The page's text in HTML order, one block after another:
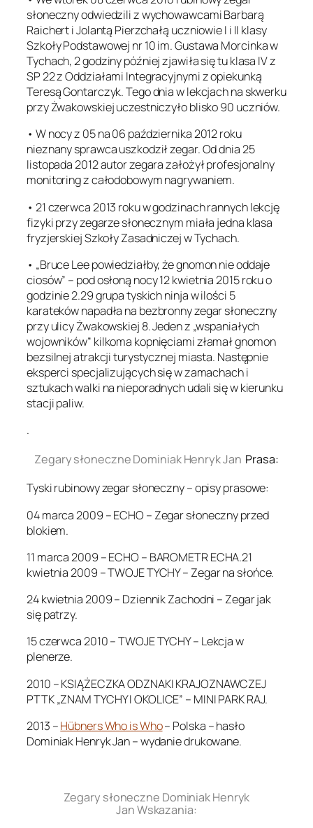
słoneczny odwiedzili z wychowawcami Barbarą
Raichert i Jolantą Pierzchałą uczniowie I i II klasy
Szkoły Podstawowej nr 10 im. Gustawa Morcinka w
Tychach, 2 godziny później zjawiła się tu klasa IV z
SP 22 z Oddziałami Integracyjnymi z opiekunką
Teresą Gontarczyk. Tego dnia w lekcjach na skwerku
przy Żwakowskiej uczestniczyło blisko 90 uczniów.
• W nocy z 05 na 06 października 2012 roku
nieznany sprawca uszkodził zegar. Od dnia 25
listopada 2012 autor zegara założył profesjonalny
monitoring z całodobowym nagrywaniem.
• 21 czerwca 2013 roku w godzinach rannych lekcję
fizyki przy zegarze słonecznym miała jedna klasa
fryzjerskiej Szkoły Zasadniczej w Tychach.
• „Bruce Lee powiedziałby, że gnomon nie oddaje
ciosów” – pod osłoną nocy 12 kwietnia 2015 roku o
godzinie 2.29 grupa tyskich ninja w ilości 5
karateków napadła na bezbronny zegar słoneczny
przy ulicy Żwakowskiej 8. Jeden z „wspaniałych
wojowników” kilkoma kopnięciami złamał gnomon
bezsilnej atrakcji turystycznej miasta. Następnie
eksperci specjalizujących się w zamachach i
sztukach walki na nieporadnych udali się w kierunku
stacji paliw.
.
Zegary słoneczne Dominiak Henryk Jan Prasa:
Tyski rubinowy zegar słoneczny – opisy prasowe:
04 marca 2009 – ECHO – Zegar słoneczny przed
blokiem.
11 marca 2009 – ECHO – BAROMETR ECHA.21
kwietnia 2009 – TWOJE TYCHY – Zegar na słońce.
24 kwietnia 2009 – Dziennik Zachodni – Zegar jak
się patrzy.
15 czerwca 2010 – TWOJE TYCHY – Lekcja w
plenerze.
2010 – KSIĄŻECZKA ODZNAKI KRAJOZNAWCZEJ
PTTK „ZNAM TYCHY I OKOLICE” – MINI PARK RAJ.
2013 –Hübners Who is Who– Polska – hasło
Dominiak Henryk Jan – wydanie drukowane.
Zegary słoneczne Dominiak Henryk
Jan Wskazania: